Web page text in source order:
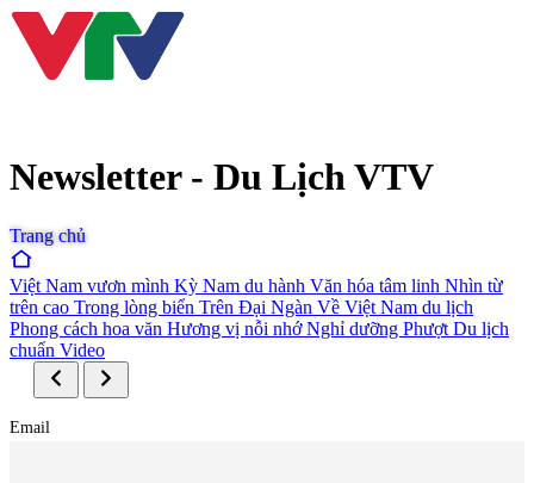
Newsletter - Du Lịch VTV
Trang chủ
Việt Nam vươn mình Kỳ Nam du hành Văn hóa tâm linh Nhìn từ
trên cao Trong lòng biển Trên Đại Ngàn Về Việt Nam du lịch
Phong cách hoa văn Hương vị nỗi nhớNghỉ dưỡng Phượt Du lịch
chuẩn Video
Email